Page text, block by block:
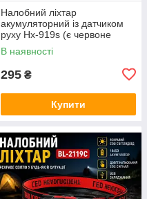
Налобний ліхтар
акумуляторний із датчиком
руху Hx-919s (є червоне
світло)
В наявності
295 ₴
Купити